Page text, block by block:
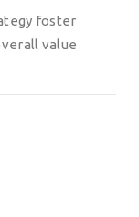
foster
value